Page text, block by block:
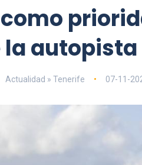
la autopista
Actualidad » Tenerife 07-11-